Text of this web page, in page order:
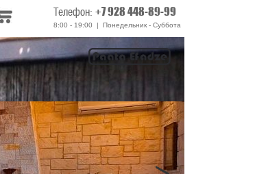
Телефон: +7 928 448-89-99
8:00 - 19:00 | Понедельник - Суббота